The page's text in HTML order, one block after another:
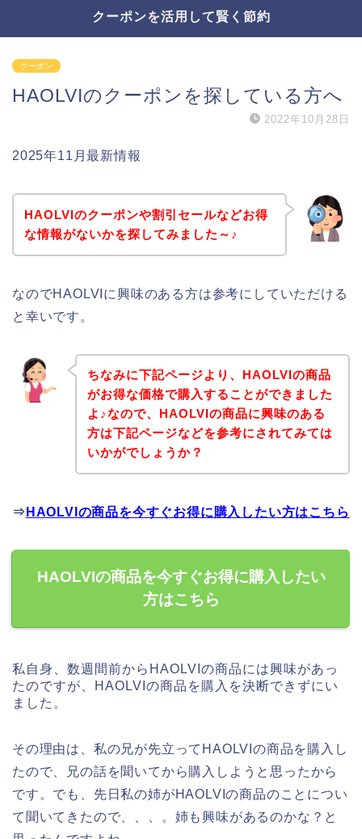
クーポンを活用して賢く節約
クーポン
HAOLVIのクーポンを探している方へ
2022年10月28日
2025年11月最新情報
HAOLVIのクーポンや割引セールなどお得
な情報がないかを探してみました～♪
なのでHAOLVIに興味のある方は参考にしていただける
と幸いです。
ちなみに下記ページより、HAOLVIの商品
がお得な価格で購入することができました
よ♪なので、HAOLVIの商品に興味のある
方は下記ページなどを参考にされてみては
いかがでしょうか？
⇒ HAOLVIの商品を今すぐお得に購入したい方はこちら
HAOLVIの商品を今すぐお得に購入したい
方はこちら
私自身、数週間前からHAOLVIの商品には興味があっ
たのですが、HAOLVIの商品を購入を決断できずにい
ました。
その理由は、私の兄が先立ってHAOLVIの商品を購入し
たので、兄の話を聞いてから購入しようと思ったから
です。でも、先日私の姉がHAOLVIの商品のことについ
て聞いてきたので、、、。姉も興味があるのかな？と